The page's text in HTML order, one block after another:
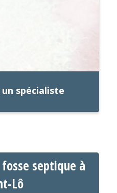
spécialiste
septique à
Lô